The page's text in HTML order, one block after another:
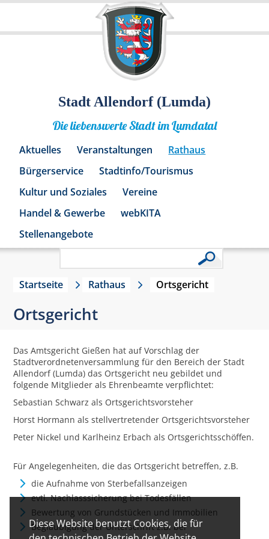
Diese Website benutzt Cookies, die für
Stadt Allendorf (Lumda)
Die liebenswerte Stadt im Lumdatal
Aktuelles Veranstaltungen
Rathaus
Bürgerservice
Stadtinfo/Tourismus
Kultur und Soziales
Vereine
Handel & Gewerbe
webKITA
Stellenangebote
Startseite Rathaus Ortsgericht
Ortsgericht
Das Amtsgericht Gießen hat auf Vorschlag der
Stadtverordnetenversammlung für den Bereich der Stadt
Allendorf (Lumda) das Ortsgericht neu gebildet und
folgende Mitglieder als Ehrenbeamte verpflichtet:
Sebastian Schwarz als Ortsgerichtsvorsteher
Horst Hormann als stellvertretender Ortsgerichtsvorsteher
Peter Nickel und Karlheinz Erbach als Ortsgerichtsschöffen.
Für Angelegenheiten, die das Ortsgericht betreffen, z.B.
die Aufnahme von Sterbefallsanzeigen
evtl. Nachlasssicherung bei Todesfällen
Bewertung von Grundstücken und Immobilien
Beglaubigung der Unterschrift z.B. bei